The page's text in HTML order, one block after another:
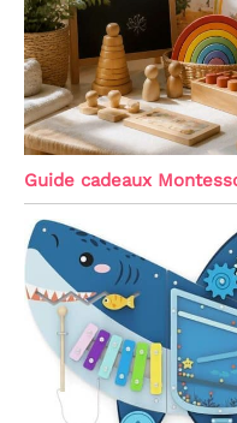
Guide cadeaux